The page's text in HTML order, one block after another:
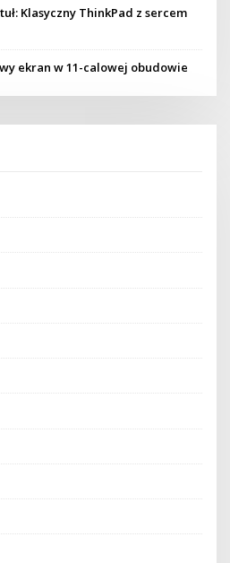
Klasyczny ThinkPad z sercem
ekran w 11-calowej obudowie